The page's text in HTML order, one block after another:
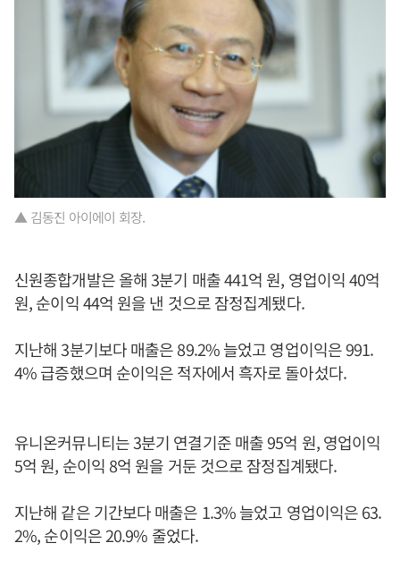
▲ 김동진 아이에이 회장.
신원종합개발은 올해 3분기 매출 441억 원, 영업이익 40억
원, 순이익 44억 원을 낸 것으로 잠정집계됐다.
지난해 3분기보다 매출은 89.2% 늘었고 영업이익은 991.
4% 급증했으며 순이익은 적자에서 흑자로 돌아섰다.
유니온커뮤니티는 3분기 연결기준 매출 95억 원, 영업이익
5억 원, 순이익 8억 원을 거둔 것으로 잠정집계됐다.
지난해 같은 기간보다 매출은 1.3% 늘었고 영업이익은 63.
2%, 순이익은 20.9% 줄었다.